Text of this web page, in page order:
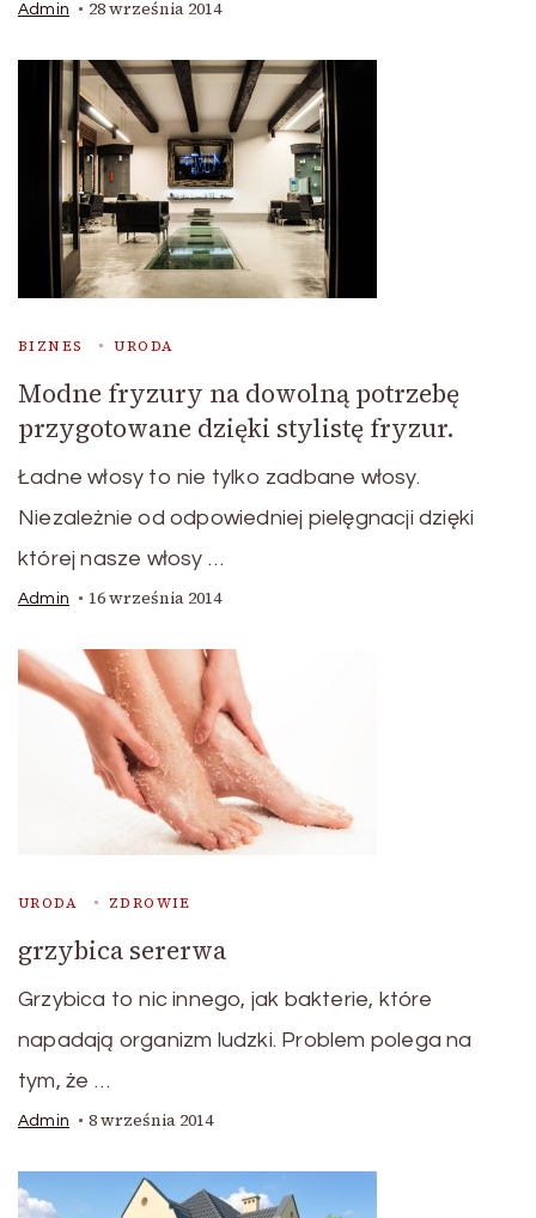
Admin 28 września 2014
BIZNES URODA
Modne fryzury na dowolną potrzebę
przygotowane dzięki stylistę fryzur.
Ładne włosy to nie tylko zadbane włosy.
Niezależnie od odpowiedniej pielęgnacji dzięki
której nasze włosy …
Admin 16 września 2014
URODA ZDROWIE
grzybica sererwa
Grzybica to nic innego, jak bakterie, które
napadają organizm ludzki. Problem polega na
tym, że …
Admin 8 września 2014